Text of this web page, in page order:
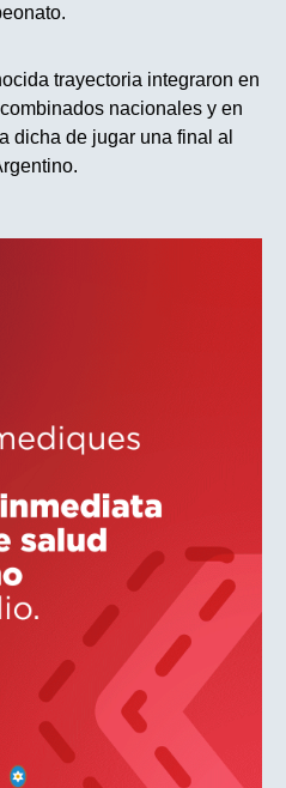
trayectoria integraron en
nacionales y en
dicha de jugar una final al